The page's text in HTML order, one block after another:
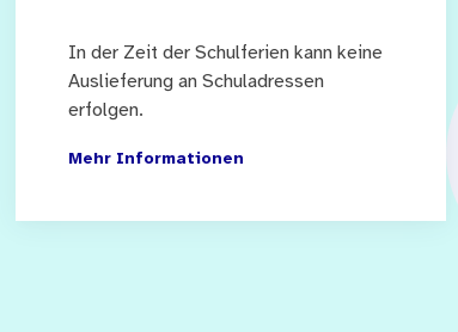
In der Zeit der Schulferien kann keine
Auslieferung an Schuladressen
erfolgen.
Mehr Informationen